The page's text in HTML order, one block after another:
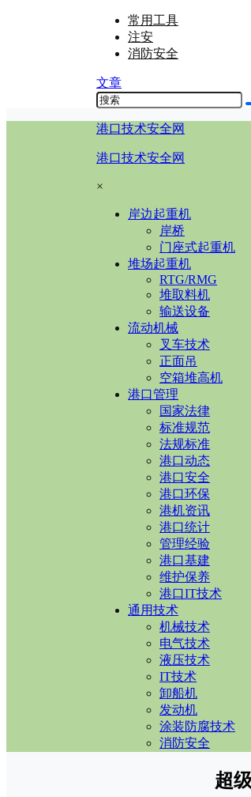
常用工具
注安
消防安全
文章
港口技术安全网
港口技术安全网
×
岸边起重机
岸桥
门座式起重机
堆场起重机
RTG/RMG
堆取料机
输送设备
流动机械
叉车技术
正面吊
空箱堆高机
港口管理
国家法律
标准规范
法规标准
港口动态
港口安全
港口环保
港机资讯
港口统计
管理经验
港口基建
维护保养
港口IT技术
通用技术
机械技术
电气技术
液压技术
IT技术
卸船机
发动机
涂装防腐技术
消防安全
超